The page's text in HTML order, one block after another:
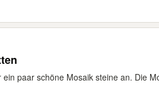
paar schöne Mosaik steine an. Die